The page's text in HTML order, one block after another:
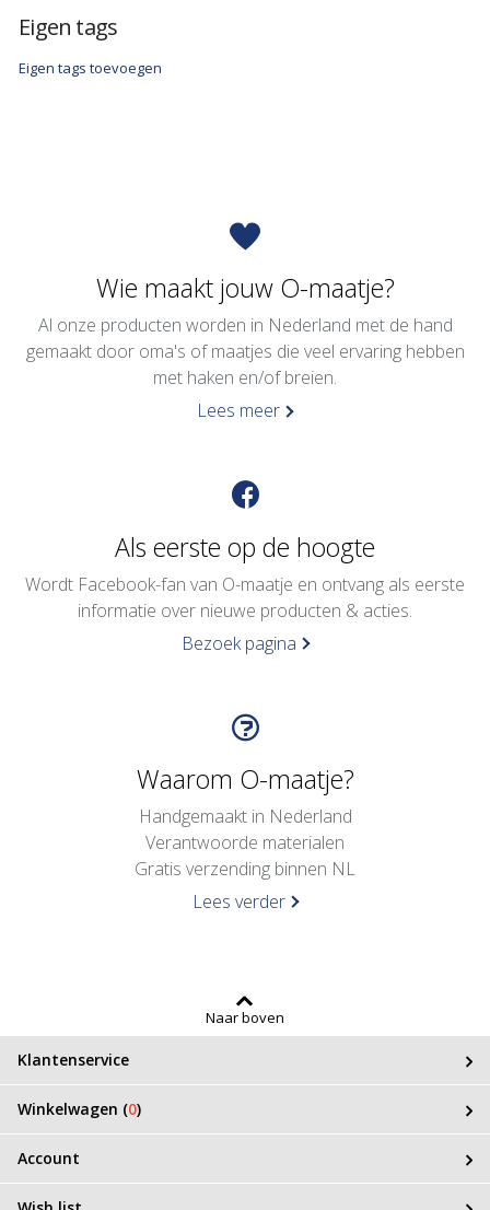
Eigen tags
Eigen tags toevoegen
Wie maakt jouw O-maatje?
Al onze producten worden in Nederland met de hand
gemaakt door oma's of maatjes die veel ervaring hebben
met haken en/of breien.
Lees meer
Als eerste op de hoogte
Wordt Facebook-fan van O-maatje en ontvang als eerste
informatie over nieuwe producten & acties.
Bezoek pagina
Waarom O-maatje?
Handgemaakt in Nederland
Verantwoorde materialen
Gratis verzending binnen NL
Lees verder
Naar boven
Klantenservice
Winkelwagen (0)
Account